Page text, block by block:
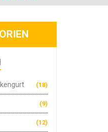
(18)
(9)
(12)